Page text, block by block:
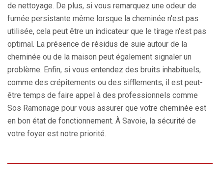
de nettoyage. De plus, si vous remarquez une odeur de
fumée persistante même lorsque la cheminée n'est pas
utilisée, cela peut être un indicateur que le tirage n'est pas
optimal. La présence de résidus de suie autour de la
cheminée ou de la maison peut également signaler un
problème. Enfin, si vous entendez des bruits inhabituels,
comme des crépitements ou des sifflements, il est peut-
être temps de faire appel à des professionnels comme
Sos Ramonage pour vous assurer que votre cheminée est
en bon état de fonctionnement. À Savoie, la sécurité de
votre foyer est notre priorité.